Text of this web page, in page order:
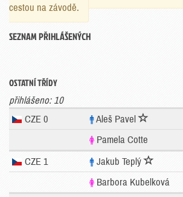
cestou na závodě.
SEZNAM PŘIHLÁŠENÝCH
OSTATNÍ TŘÍDY
přihlášeno: 10
CZE 0
Aleš Pavel
Pamela Cotte
CZE 1 Jakub Teplý
Barbora Kubelková